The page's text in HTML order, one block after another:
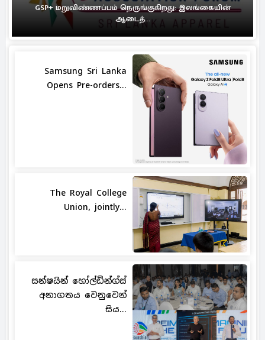
GSP+ மறுவிண்ணப்பம் நெருங்குகிறது: இலங்கையின்
ஆடைத்...
Samsung Sri Lanka
Opens Pre-orders...
The Royal College
Union, jointly...
සන්ෂයින් හෝල්ඩින්ග්ස්
අනාගතය වෙනුවෙන්
සිය...